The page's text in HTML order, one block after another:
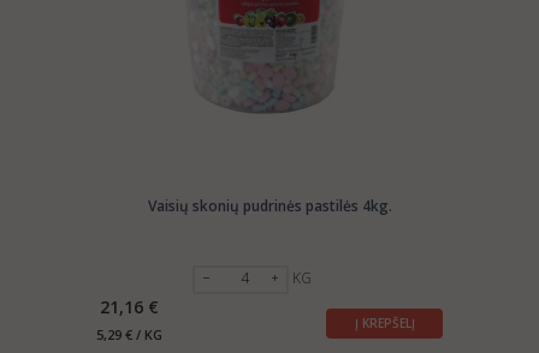
Vaisių skonių pudrinės pastilės 4kg.
KG
21,16 €
5,29 € / KG
Į KREPŠELĮ